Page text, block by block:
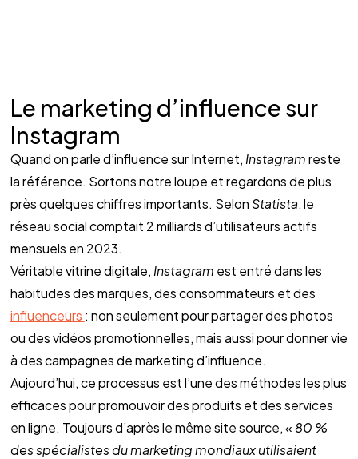
Le marketing d’influence sur
Instagram
Quand on parle d’influence sur Internet, Instagram reste
la référence. Sortons notre loupe et regardons de plus
près quelques chiffres importants. Selon Statista, le
réseau social comptait 2 milliards d’utilisateurs actifs
mensuels en 2023.
Véritable vitrine digitale, Instagram est entré dans les
influenceurs : non seulement pour partager des photos
ou des vidéos promotionnelles, mais aussi pour donner vie
à des campagnes de marketing d’influence.
Aujourd’hui, ce processus est l’une des méthodes les plus
efficaces pour promouvoir des produits et des services
en ligne. Toujours d’après le même site source, « 80 %
des spécialistes du marketing mondiaux utilisaient